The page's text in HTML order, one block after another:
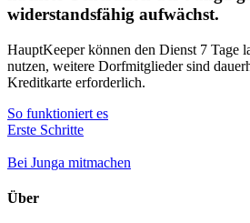
widerstandsfähig aufwächst.
HauptKeeper können den Dienst 7 Tage
nutzen, weitere Dorfmitglieder sind
Kreditkarte erforderlich.
So funktioniert es
Erste Schritte
Bei Junga mitmachen
Über